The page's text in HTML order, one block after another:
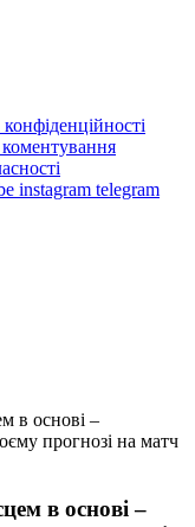
instagram telegram
в основі –
прогнозі на матч
в основі –